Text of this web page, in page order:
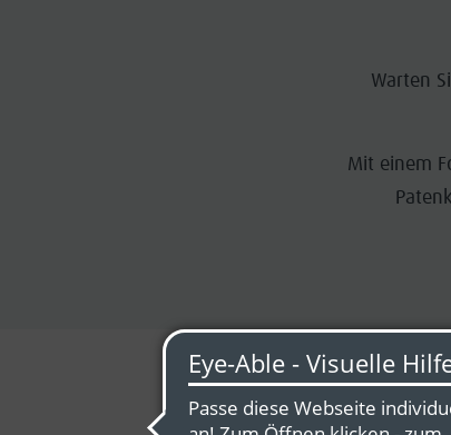
Warten
Mit einem